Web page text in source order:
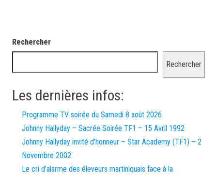
Rechercher
Rechercher
Les dernières infos:
Programme TV soirée du Samedi 8 août 2026
Johnny Hallyday – Sacrée Soirée TF1 – 15 Avril 1992
Johnny Hallyday invité d’honneur – Star Academy (TF1) – 2
Novembre 2002
Le cri d’alarme des éleveurs martiniquais face à la